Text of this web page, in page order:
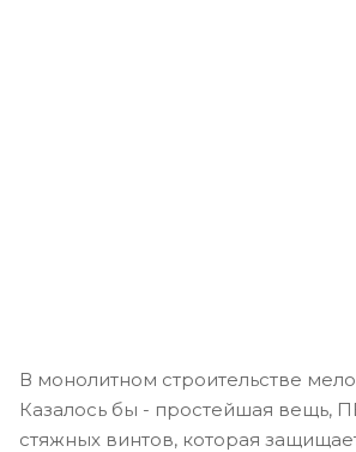
В монолитном строительстве
Казалось бы - простейшая вещь,
стяжных винтов, которая